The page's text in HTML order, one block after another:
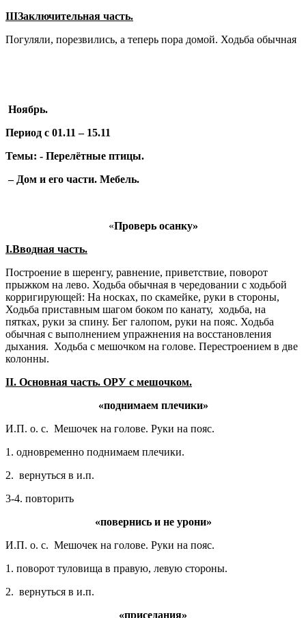
IIIЗаключительная часть.
Погуляли, порезвились, а теперь пора домой. Ходьба обычная
Ноябрь.
Период с 01.11 – 15.11
Темы: - Перелётные птицы.
– Дом и его части. Мебель.
«Проверь осанку»
I.Вводная часть.
Построение в шеренгу, равнение, приветствие, поворот
прыжком на лево. Ходьба обычная в чередовании с ходьбой
корригирующей: На носках, по скамейке, руки в стороны,
Ходьба приставным шагом боком по канату, ходьба, на
пятках, руки за спину. Бег галопом, руки на пояс. Ходьба
обычная с выполнением упражнения на восстановления
дыхания. Ходьба с мешочком на голове. Перестроением в две
колонны.
II. Основная часть. ОРУ с мешочком.
«поднимаем плечики»
И.П. о. с. Мешочек на голове. Руки на пояс.
1. одновременно поднимаем плечики.
2. вернуться в и.п.
3-4. повторить
«повернись и не урони»
И.П. о. с. Мешочек на голове. Руки на пояс.
1. поворот туловища в правую, левую стороны.
2. вернуться в и.п.
«приседания»